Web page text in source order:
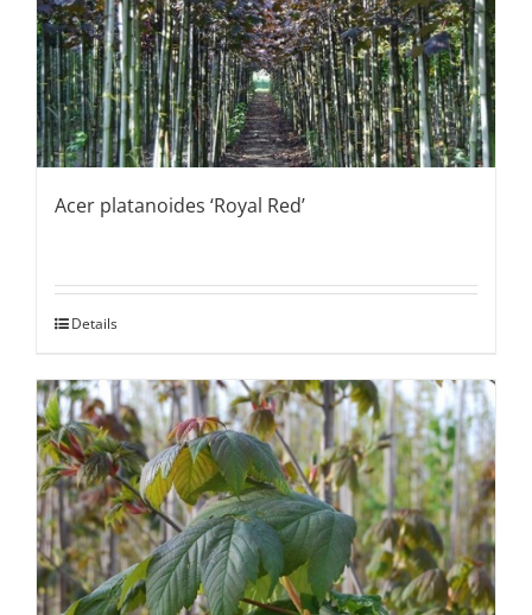
Acer platanoides ‘Royal Red’
Details